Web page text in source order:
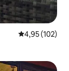
Середня
4,95 (102)